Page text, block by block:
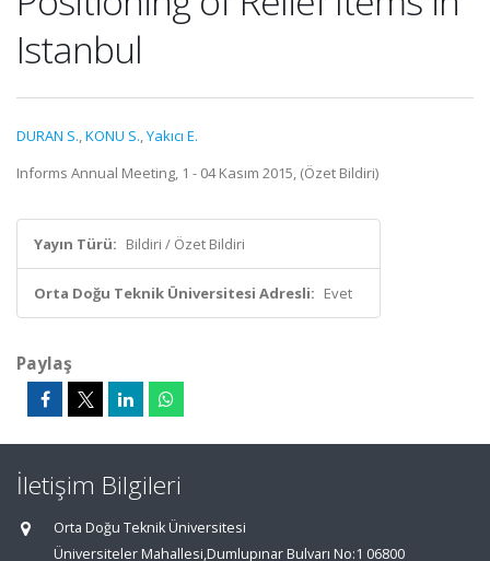
Istanbul
DURAN S.,KONU S.,Yakıcı E.
Informs Annual Meeting, 1 - 04 Kasım 2015, (Özet Bildiri)
Yayın Türü: Bildiri / Özet Bildiri
Orta Doğu Teknik Üniversitesi Adresli: Evet
Paylaş
İletişim Bilgileri
Orta Doğu Teknik Üniversitesi
Üniversiteler Mahallesi,Dumlupınar Bulvarı No:1 06800